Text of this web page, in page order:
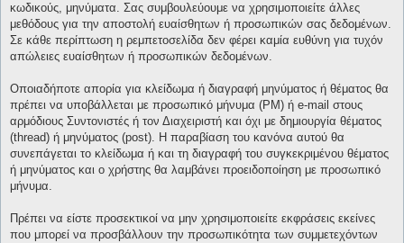
κωδικούς, μηνύματα. Σας συμβουλεύουμε να χρησιμοποιείτε άλλες
μεθόδους για την αποστολή ευαίσθητων ή προσωπικών σας δεδομένων.
Σε κάθε περίπτωση η ρεμπετοσελίδα δεν φέρει καμία ευθύνη για τυχόν
απώλειες ευαίσθητων ή προσωπικών δεδομένων.
Οποιαδήποτε απορία για κλείδωμα ή διαγραφή μηνύματος ή θέματος θα
πρέπει να υποβάλλεται με προσωπικό μήνυμα (PM) ή e-mail στους
αρμόδιους Συντονιστές ή τον Διαχειριστή και όχι με δημιουργία θέματος
(thread) ή μηνύματος (post). Η παραβίαση του κανόνα αυτού θα
συνεπάγεται το κλείδωμα ή και τη διαγραφή του συγκεκριμένου θέματος
ή μηνύματος και ο χρήστης θα λαμβάνει προειδοποίηση με προσωπικό
μήνυμα.
Πρέπει να είστε προσεκτικοί να μην χρησιμοποιείτε εκφράσεις εκείνες
που μπορεί να προσβάλλουν την προσωπικότητα των συμμετεχόντων